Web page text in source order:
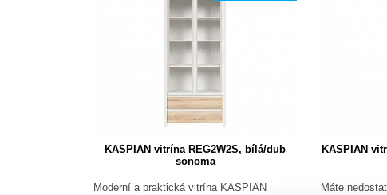
KASPIAN vitrína REG2W2S, bílá/dub
sonoma
Moderní a praktická vitrína KASPIAN
KASPIAN
Máte